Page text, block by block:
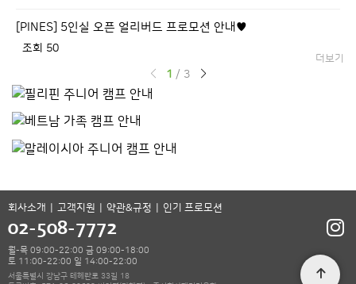
[PINES] 5인실 오픈 얼리버드 프로모션 안내♥
조회 50
더보기
1 / 3
회사소개 고객지원 약관&규정 인기 프로모션
02-508-7772
월-목 09:00-22:00 금 09:00-18:00
토 11:00-22:00 일 14:00-22:00
서울특별시 강남구 테헤란로 33길 18